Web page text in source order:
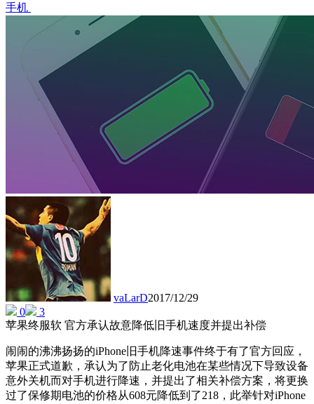
手机
vaLarD2017/12/29
0
3
苹果终服软 官方承认故意降低旧手机速度并提出补偿
闹闹的沸沸扬扬的iPhone旧手机降速事件终于有了官方回应，
苹果正式道歉，承认为了防止老化电池在某些情况下导致设备
意外关机而对手机进行降速，并提出了相关补偿方案，将更换
过了保修期电池的价格从608元降低到了218，此举针对iPhone